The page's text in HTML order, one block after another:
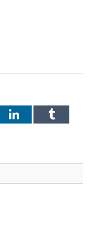
LinkedInTumblr